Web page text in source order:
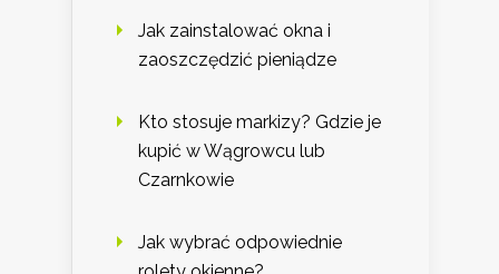
Jak zainstalować okna i
zaoszczędzić pieniądze
Kto stosuje markizy? Gdzie je
kupić w Wągrowcu lub
Czarnkowie
Jak wybrać odpowiednie